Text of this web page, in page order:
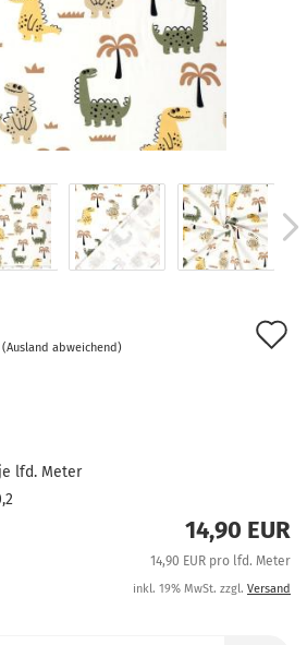
(Ausland abweichend)
lfd. Meter
14,90 EUR
14,90 EUR pro lfd. Meter
inkl. 19% MwSt. zzgl. Versand